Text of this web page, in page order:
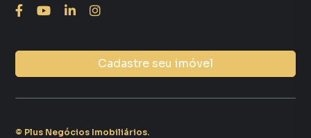
Cadastre seu imóvel
© Plus Negócios Imobiliários.